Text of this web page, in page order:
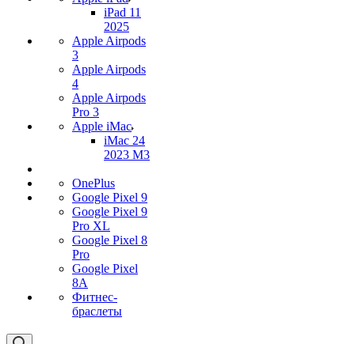
iPad 11
2025
Apple Airpods
3
Apple Airpods
4
Apple Airpods
Pro 3
Apple iMac
iMac 24
2023 M3
OnePlus
Google Pixel 9
Google Pixel 9
Pro XL
Google Pixel 8
Pro
Google Pixel
8A
Фитнес-
браслеты